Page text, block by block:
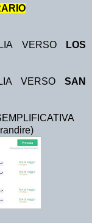
VERSO
LOS
VERSO SAN